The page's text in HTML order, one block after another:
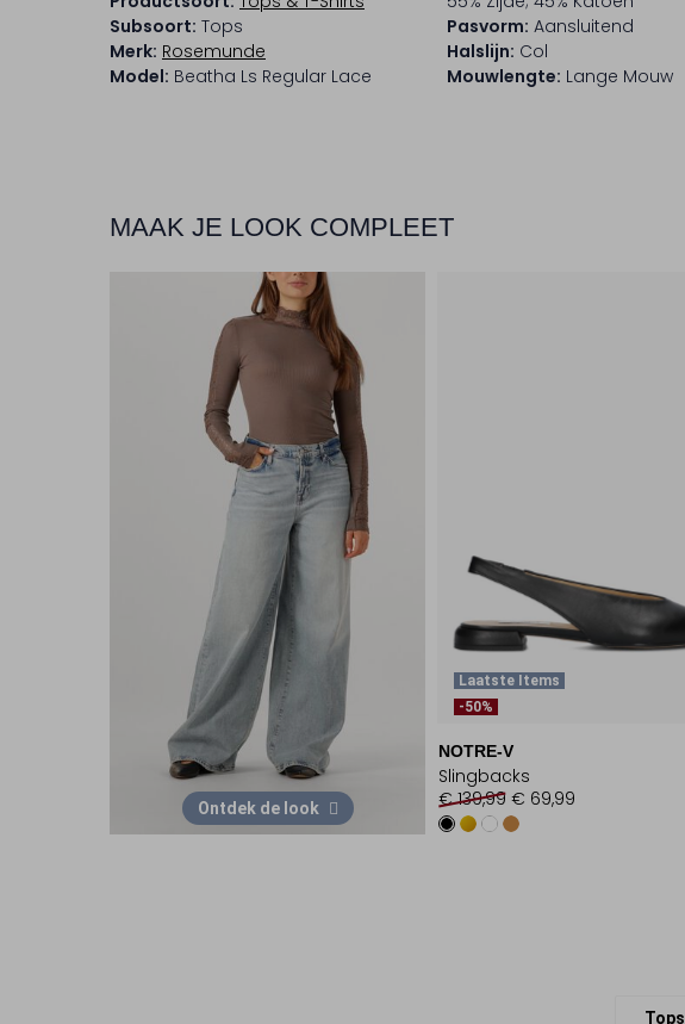
Subsoort: Tops
Merk: Rosemunde
Model: Beatha Ls Regular Lace
Pasvorm: Aansluitend
Halslijn: Col
Mouwlengte: Lange Mouw
MAAK JE LOOK COMPLEET
Ontdek de look
Laatste Items
-50%
NOTRE-V
Slingbacks
€ 139,99 € 69,99
Tops